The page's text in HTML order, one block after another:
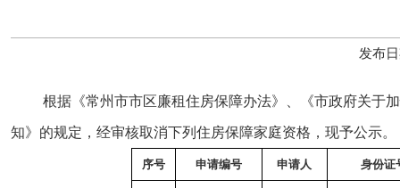
发布
根据《常州市市区廉租住房保障办法》、《市政府关于
知》的规定，经审核取消下列住房保障家庭资格，现予公示。
序号 申请编号 申请人 身份证